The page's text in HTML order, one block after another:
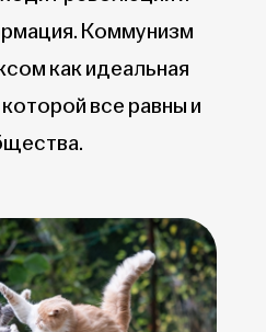
Коммунизм
как идеальная
все равны и